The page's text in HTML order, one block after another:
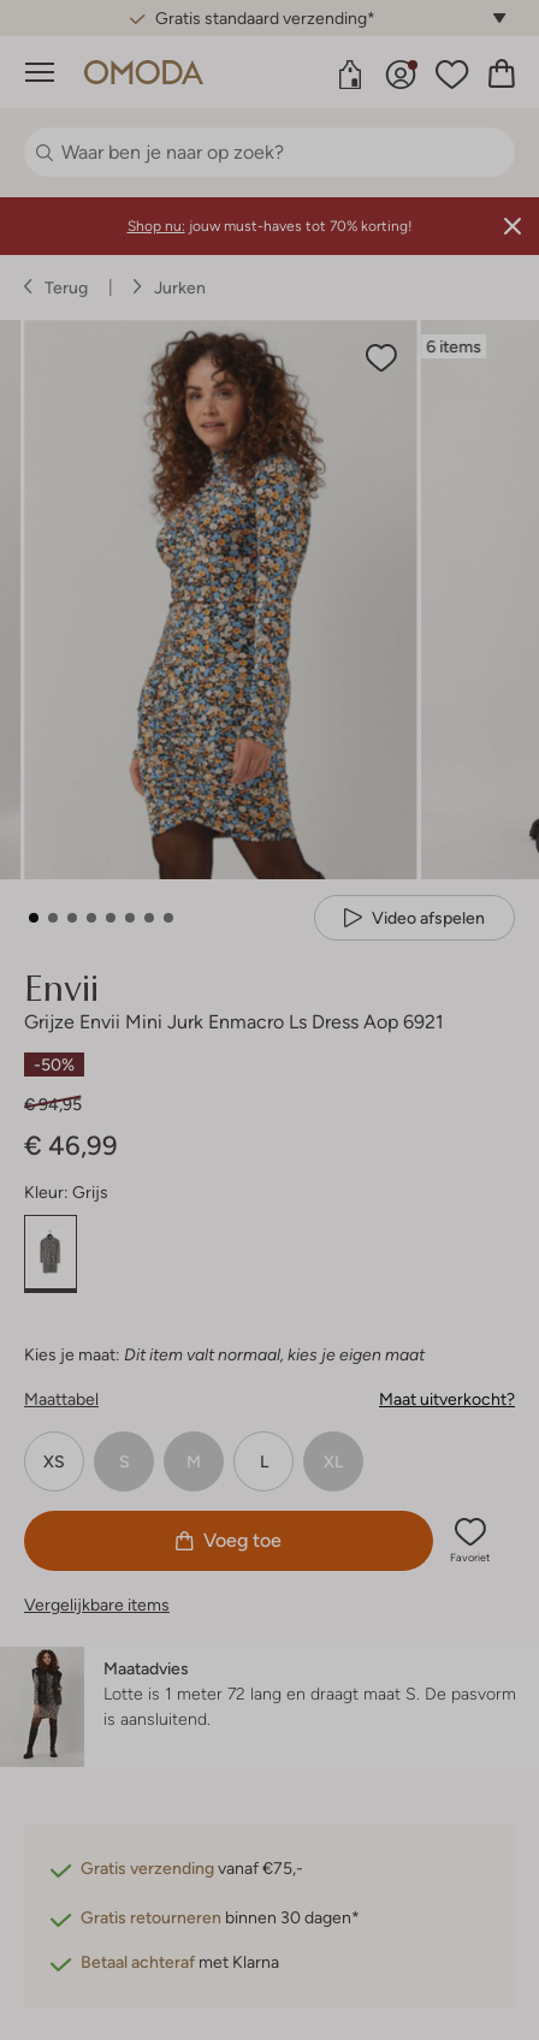
Gratis standaard verzending*
Menu
Shop nu: jouw must-haves tot 70% korting!
Terug Jurken
6 items
Video afspelen
Envii
Grijze Envii Mini Jurk Enmacro Ls Dress Aop 6921
-50%
€ 94,95
€ 46,99
Kleur: Grijs
Kies je maat: Dit item valt normaal, kies je eigen maat
Maattabel Maat uitverkocht?
XS S M L XL
Voeg toe
Favoriet
Vergelijkbare items
Maatadvies
Lotte is 1 meter 72 lang en draagt maat S. De pasvorm
is aansluitend
Gratis verzendingvanaf €75,-
Gratis retourneren binnen 30 dagen*
Betaal achteraf met Klarna